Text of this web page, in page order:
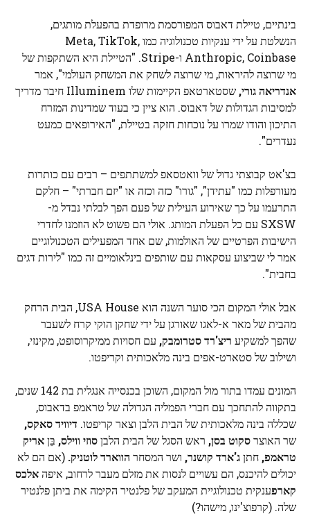
בינתיים, טיילת דאבוס המפורסמת מרופדת בהפעלת מותגים,
הנשלטת על ידי ענקיות טכנולוגיה כמו Meta, TikTok,
Anthropic, Coinbase ו-Stripe. "הטיילת היא השתקפות של
מי שרוצה להיראות, מי שרוצה לשחק את המשחק העולמי", אמר
אנדריאה גורי,
שסטארטאפ הקיימות שלו Illuminem חיבר מדריך
למסיבות הגדולות של דאבוס. הוא ציין כי בעוד שמדינות המזרח
התיכון והודו שמרו על נוכחות חזקה בטיילת, "האירופאים כמעט
נעדרים".
בצ'אט קבוצתי גדול של וואטסאפ למשתתפים – רבים עם כותרות
מעורפלות כמו "עתידן", "גורו" כזה וכזה או "יזם חברתי" – חלקם
התרעמו על כך שאירוע העילית של פעם הפך לבלתי נבדל מ-
SXSW עם כל הפעלת המותג. אולי הם פשוט לא הוזמנו לחדרי
הישיבות הפרטיים של האולמות, שם אחד המפעילים הטכנולוגיים
אמר לי שביצוע עסקאות עם שותפים בינלאומיים זה כמו "לירות דגים
בחבית".
אבל אולי המקום הכי סוער השנה הוא USA House, הבית הרחק
מהבית של מאר א-לאגו שאורגן על ידי שחקן הוקי קרח לשעבר
שהפך למשקיע ריצ'רד סטרומבק, עם חסויות ממיקרוסופט, מקינזי,
ושילוב של סטארט-אפים בינה מלאכותית וקריפטו.
המונים עמדו בתור מול המקום, השוכן בכנסייה אנגלית בת 142 שנים,
בתקווה להתחכך עם חברי הפמליה הגדולה של טראמפ בדאבוס,
שכללה בינה מלאכותית של הבית הלבן וצאר קריפטו. דיוויד סאקס,
שר האוצרסקוט בסן, ראש הסגל של הבית הלבןסוזי ווילס, בֵּןאריק
טראמפ, חתןג'ארד קושנר, ושר המסחר הווארד לוטניק. (אם הם לא
יכולים להיכנס, הם עשויים לנסות את מזלם מעבר לרחוב, איפהאלכס
קארפענקית טכנולוגיית המעקב של פלנטיר הקימה את ביתן פלנטיר
שלה. (קרפוצ'ינו, מישהו?)